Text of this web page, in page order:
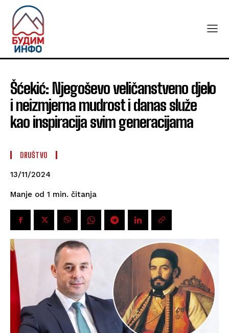
Šćekić: Njegoševo veličanstveno djelo
i neizmjerna mudrost i danas služe
kao inspiracija svim generacijama
DRUŠTVO
13/11/2024
Manje od 1 min. čitanja